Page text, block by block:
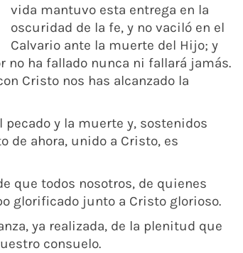
vida mantuvo esta entrega en la
oscuridad de la fe, y no vaciló en el
Calvario ante la muerte del Hijo; y
no ha fallado nunca ni fallará jamás.
Cristo nos has alcanzado la
y la muerte y, sostenidos
de ahora, unido a Cristo, es
que todos nosotros, de quienes
glorificado junto a Cristo glorioso.
ya realizada, de la plenitud que
consuelo.